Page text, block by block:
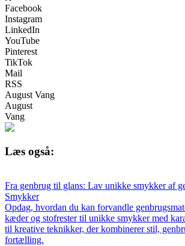
Facebook
Instagram
LinkedIn
YouTube
Pinterest
TikTok
Mail
RSS
August Vang
August
Vang
Læs også:
Fra genbrug til glans: Lav unikke smykker af
Smykker
Opdag, hvordan du kan forvandle
kæder og stofrester til unikke smykker med
til kreative teknikker, der kombinerer stil,
fortælling.